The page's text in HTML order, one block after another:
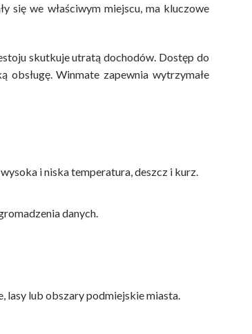
się we właściwym miejscu, ma kluczowe
skutkuje utratą dochodów. Dostęp do
Winmate zapewnia wytrzymałe
i niska temperatura, deszcz i kurz.
danych.
lasy lub obszary podmiejskie miasta.